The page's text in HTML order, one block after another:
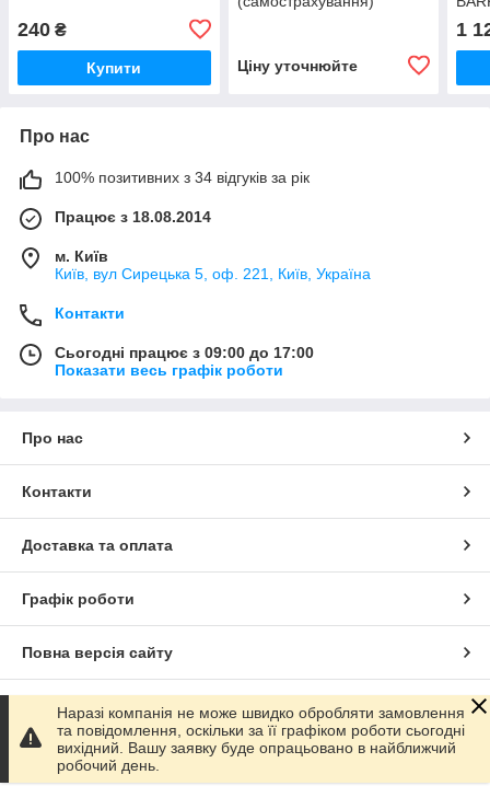
240 ₴
Купити Ціну уточнюйте
1
Про нас
100% позитивних з 34 відгуків за рік
Працює з 18.08.2014
м. Київ
Київ, вул Сирецька 5, оф. 221, Київ, Україна
Контакти
Сьогодні працює з 09:00 до 17:00
Показати весь графік роботи
Про нас
Контакти
Доставка та оплата
Графік роботи
Повна версія сайту
Сайт створено на маркетплейсі Prom.ua
Політика конфіденційності
Наразі компанія не може швидко обробляти замовлення
та повідомлення, оскільки за її графіком роботи сьогодні
вихідний. Вашу заявку буде опрацьовано в найближчий
робочий день.